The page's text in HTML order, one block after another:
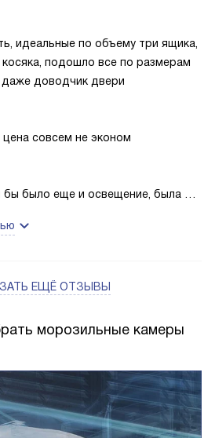
идеальные по объему три ящика,
подошло все по размерам
даже доводчик двери
цена совсем не эконом
бы было еще и освещение, была бы
ЕЩЁ ОТЗЫВЫ
морозильные камеры